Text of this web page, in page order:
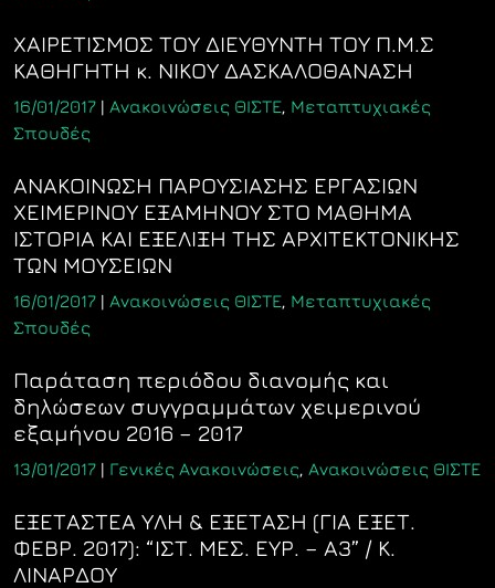
ΧΑΙΡΕΤΙΣΜΟΣ ΤΟΥ ΔΙΕΥΘΥΝΤΗ ΤΟΥ Π.Μ.Σ
ΚΑΘΗΓΗΤΗ κ. ΝΙΚΟΥ ΔΑΣΚΑΛΟΘΑΝΑΣΗ
16/01/2017 | Ανακοινώσεις ΘΙΣΤΕ, Μεταπτυχιακές
Σπουδές
ΑΝΑΚΟΙΝΩΣΗ ΠΑΡΟΥΣΙΑΣΗΣ ΕΡΓΑΣΙΩΝ
ΧΕΙΜΕΡΙΝΟΥ ΕΞΑΜΗΝΟΥ ΣΤΟ ΜΑΘΗΜΑ
ΙΣΤΟΡΙΑ ΚΑΙ ΕΞΕΛΙΞΗ ΤΗΣ ΑΡΧΙΤΕΚΤΟΝΙΚΗΣ
ΤΩΝ ΜΟΥΣΕΙΩΝ
16/01/2017 | Ανακοινώσεις ΘΙΣΤΕ, Μεταπτυχιακές
Σπουδές
Παράταση περιόδου διανομής και
δηλώσεων συγγραμμάτων χειμερινού
εξαμήνου 2016 – 2017
13/01/2017 | Γενικές Ανακοινώσεις, Ανακοινώσεις ΘΙΣΤΕ
ΕΞΕΤΑΣΤΕΑ ΥΛΗ & ΕΞΕΤΑΣΗ (ΓΙΑ ΕΞΕΤ.
ΦΕΒΡ. 2017): “ΙΣΤ. ΜΕΣ. ΕΥΡ. – Α3” / Κ.
ΛΙΝΑΡΔΟΥ